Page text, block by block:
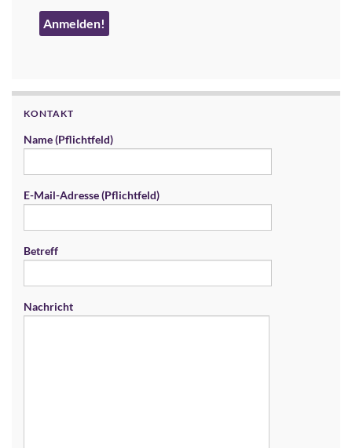
KONTAKT
Name (Pflichtfeld)
E-Mail-Adresse (Pflichtfeld)
Betreff
Nachricht